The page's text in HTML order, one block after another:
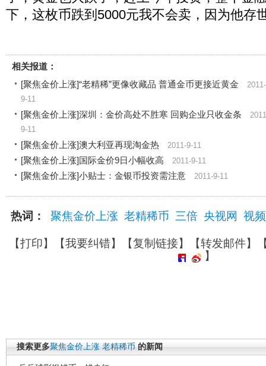
下，这枚币跌到5000元我不会卖，因为他存
相关报道：
[聚焦金价上涨]“老精稀”更像收藏品 普通金币更接近黄金
2011-
9-11
[聚焦金价上涨]深圳：金价高处不胜寒 回购企业只收金条
9-11
[聚焦金价上涨]澳大利亚再现淘金热
2011-9-11
[聚焦金价上涨]国际金价9日小幅收高 2011-9-11
[聚焦金价上涨]小贴士：金银币投资需注意 2011-9-11
热词： 聚焦金价上涨 老精稀币 三倍 央视网 视频
【打印】【我要纠错】【复制链接】【转发邮件】
】
搜索更多聚焦金价上涨 老精稀币 的新闻